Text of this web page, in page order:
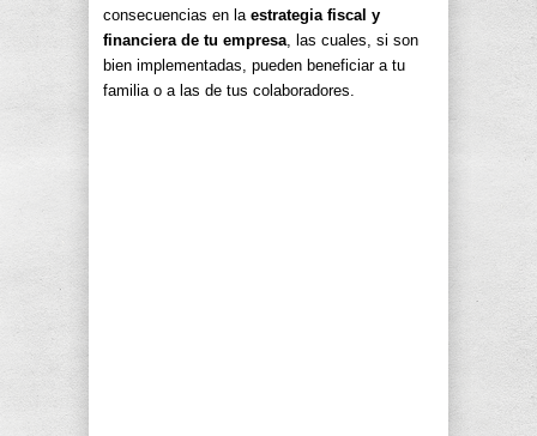
consecuencias en la estrategia fiscal y
financiera de tu empresa , las cuales, si son
bien implementadas, pueden beneficiar a tu
familia o a las de tus colaboradores.